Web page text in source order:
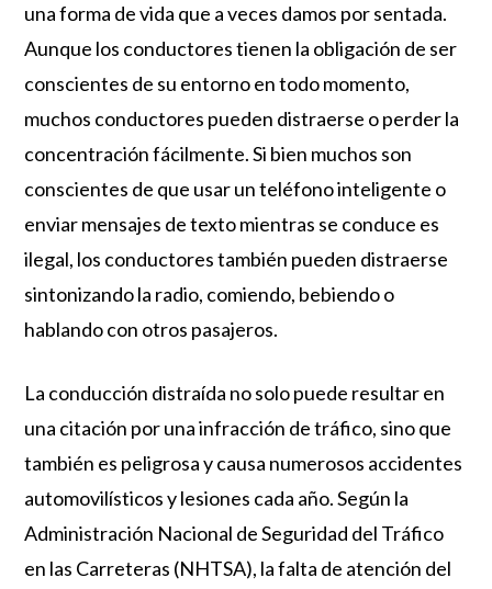
una forma de vida que a veces damos por sentada.
Aunque los conductores tienen la obligación de ser
conscientes de su entorno en todo momento,
muchos conductores pueden distraerse o perder la
concentración fácilmente. Si bien muchos son
conscientes de que usar un teléfono inteligente o
enviar mensajes de texto mientras se conduce es
ilegal, los conductores también pueden distraerse
sintonizando la radio, comiendo, bebiendo o
hablando con otros pasajeros.
La conducción distraída no solo puede resultar en
una citación por una infracción de tráfico, sino que
también es peligrosa y causa numerosos accidentes
automovilísticos y lesiones cada año. Según la
Administración Nacional de Seguridad del Tráfico
en las Carreteras (NHTSA), la falta de atención del